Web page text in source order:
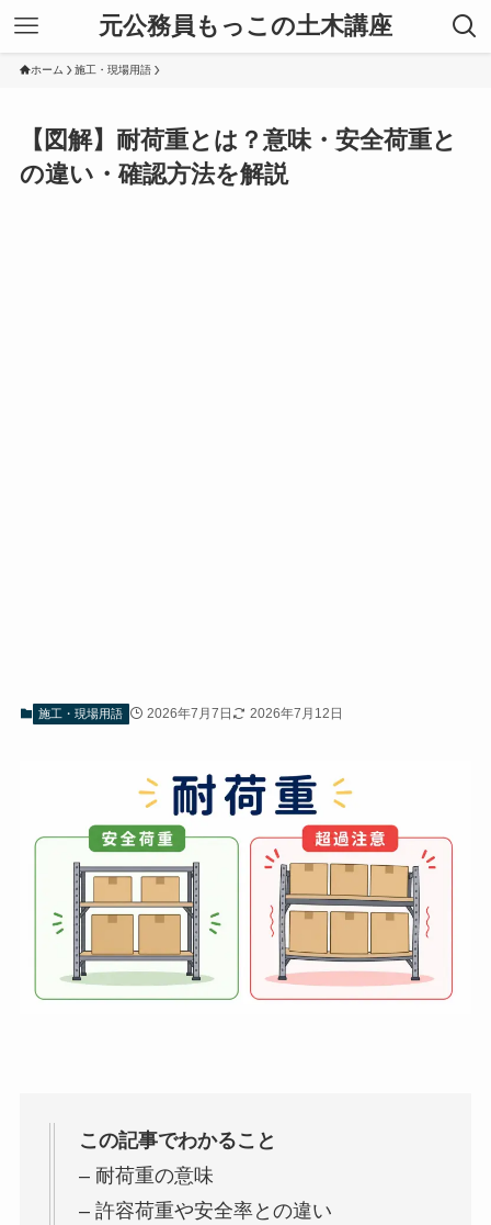
元公務員もっこの土木講座
ホーム 施工・現場用語
【図解】耐荷重とは？意味・安全荷重と
の違い・確認方法を解説
施工・現場用語 2026年7月7日 2026年7月12日
この記事でわかること
– 耐荷重の意味
– 許容荷重や安全率との違い